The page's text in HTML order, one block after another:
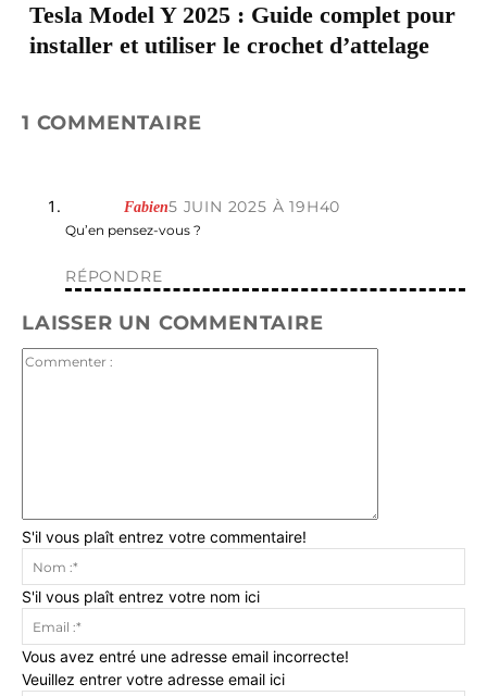
Tesla Model Y 2025 : Guide complet pour
installer et utiliser le crochet d’attelage
1 COMMENTAIRE
Fabien5 JUIN 2025 À 19H40
Qu’en pensez-vous ?
RÉPONDRE
LAISSER UN COMMENTAIRE
S'il vous plaît entrez votre commentaire!
:*
S'il vous plaît entrez votre nom ici
:*
Vous avez entré une adresse email incorrecte!
Veuillez entrer votre adresse email ici